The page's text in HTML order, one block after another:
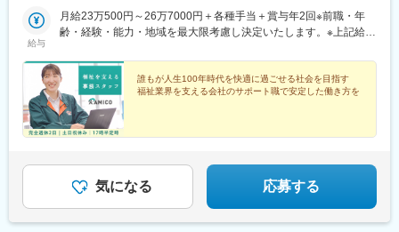
上に貢献しています。
いち早く提供することで、医療現場の質向上に貢献しています。
奈川県横浜市港北区新羽町994-2＜交通アクセス＞横浜市営地下鉄
ブルーライン「北新横浜駅」徒歩5分
給与
月給23万500円～26万7000円＋各種手当＋賞与年2回※前職・年
齢・経験・能力・地域を最大限考慮し決定いたします。※上記給与
誰もが人生100年時代を快適に過ごせる社会を目指す
福祉業界を支える会社のサポート職で安定した働き方を
気になる 応募する